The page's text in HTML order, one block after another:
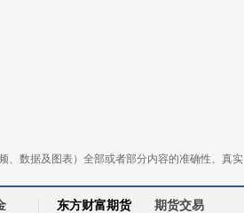
、数据及图表）全部或者部分内容的准确性、真实
东方财富期货 期货交易